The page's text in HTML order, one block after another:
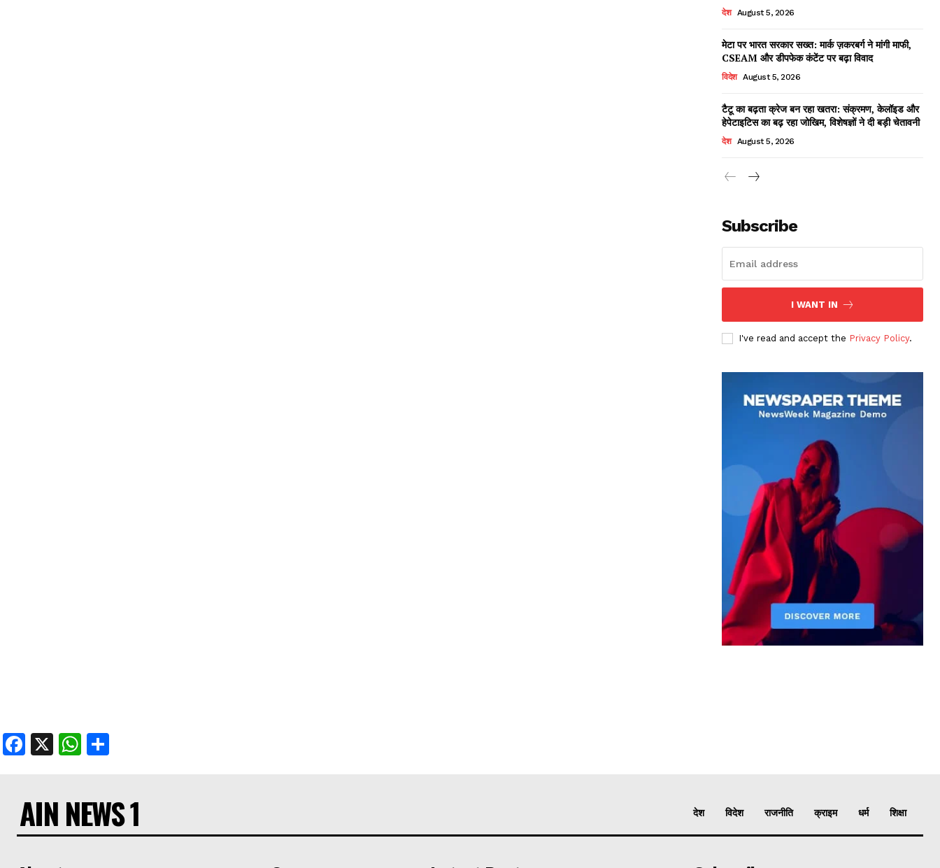
देश August 5, 2026
मेटा पर भारत सरकार सख्त: मार्क ज़करबर्ग ने मांगी माफी,
CSEAM और डीपफेक कंटेंट पर बढ़ा विवाद
विदेश August 5, 2026
टैटू का बढ़ता क्रेज बन रहा खतरा: संक्रमण, केलॉइड और
हेपेटाइटिस का बढ़ रहा जोखिम, विशेषज्ञों ने दी बड़ी चेतावनी
देश August 5, 2026
Subscribe
I WANT IN
I've read and accept the Privacy Policy.
Facebook
X WhatsApp
AIN NEWS 1 देश विदेश राजनीति क्राइम धर्म शिक्षा